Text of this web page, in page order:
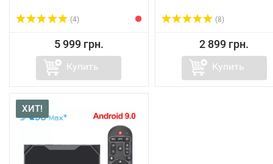
(4)
5 999 грн.
Купить
(8)
2 899 грн.
Купить
ХИТ!